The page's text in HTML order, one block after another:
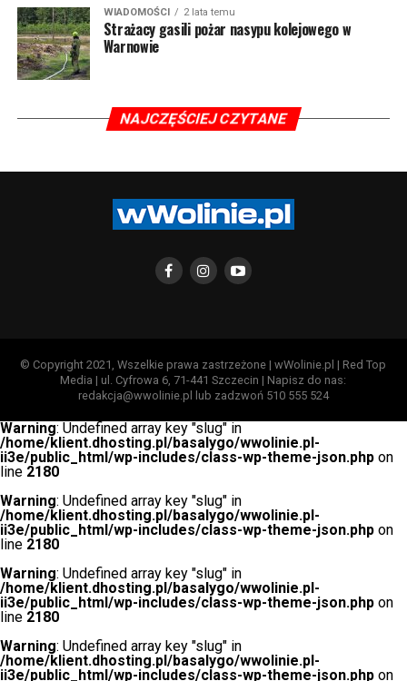
WIADOMOŚCI 2 lata temu
Strażacy gasili pożar nasypu kolejowego w
Warnowie
NAJCZĘŚCIEJ CZYTANE
© Copyright 2021, Wszelkie prawa zastrzeżone | wWolinie.pl | Red Top
Media | ul. Cyfrowa 6, 71-441 Szczecin | Napisz do nas:
redakcja@wwolinie.pl lub zadzwoń 510 555 524
Warning: Undefined array key "slug" in
/home/klient.dhosting.pl/basalygo/wwolinie.pl-
ii3e/public_html/wp-includes/class-wp-theme-json.php on
line 2180
Warning: Undefined array key "slug" in
/home/klient.dhosting.pl/basalygo/wwolinie.pl-
ii3e/public_html/wp-includes/class-wp-theme-json.php on
line 2180
Warning: Undefined array key "slug" in
/home/klient.dhosting.pl/basalygo/wwolinie.pl-
ii3e/public_html/wp-includes/class-wp-theme-json.php on
line 2180
Warning: Undefined array key "slug" in
/home/klient.dhosting.pl/basalygo/wwolinie.pl-
ii3e/public_html/wp-includes/class-wp-theme-json.php on